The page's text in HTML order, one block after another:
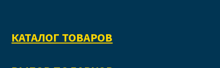
КАТАЛОГ ТОВАРОВ